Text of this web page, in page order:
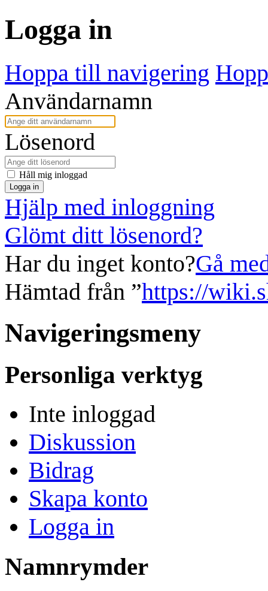
Logga in
Hoppa till navigering
Användarnamn
Lösenord
Håll mig inloggad
Logga in
Hjälp med inloggning
Glömt ditt lösenord?
Har du inget konto?Gå
Hämtad från ”https://
Navigeringsmeny
Personliga verktyg
Inte inloggad
Diskussion
Bidrag
Skapa konto
Logga in
Namnrymder